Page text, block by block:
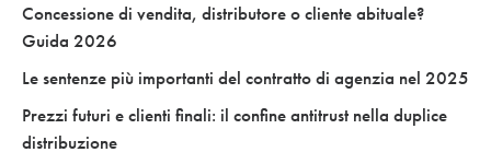
Concessione di vendita, distributore o cliente abituale?
Guida 2026
Le sentenze più importanti del contratto di agenzia nel 2025
Prezzi futuri e clienti finali: il confine antitrust nella duplice
distribuzione